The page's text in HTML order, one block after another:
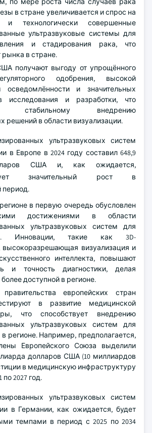
в стране увеличивается и спрос на
и технологически совершенные
ультразвуковые системы для
и стадирования рака, что
рынка в стране.
получают выгоду от упрощённого
одобрения, высокой
осведомлённости и значительных
исследования и разработки, что
стабильному внедрению
решений в области визуализации.
ультразвуковых систем
в Европе в 2024 году составил 648,9
США и, как ожидается,
значительный рост в
период.
в первую очередь обусловлен
достижениями в области
ультразвуковых систем для
Инновации, такие как 3D-
высокоразрешающая визуализация и
интеллекта, повышают
и точность диагностики, делая
доступной в регионе.
европейских стран
в развитие медицинской
что способствует внедрению
ультразвуковых систем для
регионе. Например, предполагается,
Европейского Союза выделили
долларов США (10 миллиардов
в медицинскую инфраструктуру
по 2027 год.
ультразвуковых систем
в Германии, как ожидается, будет
темпами в период с 2025 по 2034